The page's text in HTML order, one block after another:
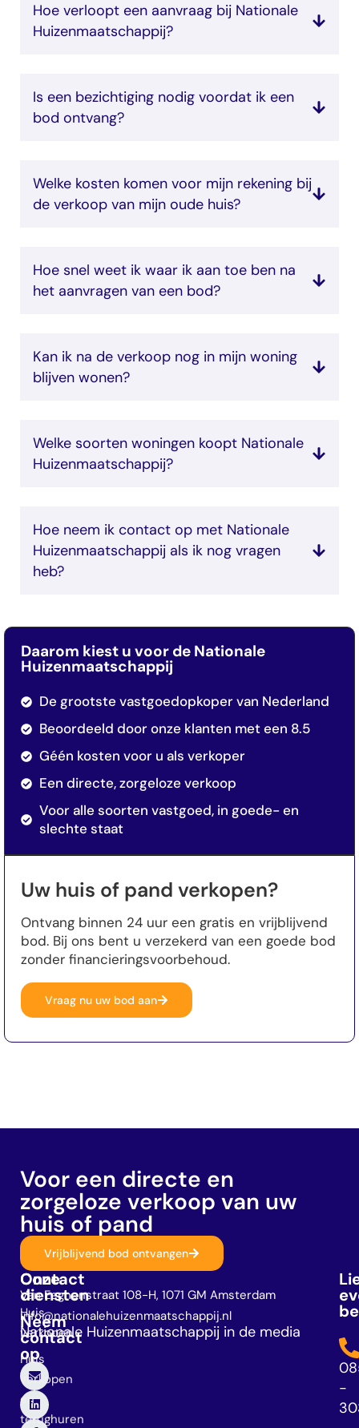
Hoe verloopt een aanvraag bij Nationale
Huizenmaatschappij?
Is een bezichtiging nodig voordat ik een
bod ontvang?
Welke kosten komen voor mijn rekening bij
de verkoop van mijn oude huis?
Hoe snel weet ik waar ik aan toe ben na
het aanvragen van een bod?
Kan ik na de verkoop nog in mijn woning
blijven wonen?
Welke soorten woningen koopt Nationale
Huizenmaatschappij?
Hoe neem ik contact op met Nationale
Huizenmaatschappij als ik nog vragen
heb?
Daarom kiest u voor de Nationale
Huizenmaatschappij
De grootste vastgoedopkoper van Nederland
Beoordeeld door onze klanten met een 8.5
Géén kosten voor u als verkoper
Een directe, zorgeloze verkoop
Voor alle soorten vastgoed, in goede- en
slechte staat
Uw huis of pand verkopen?
Ontvang binnen 24 uur een gratis en vrijblijvend
bod. Bij ons bent u verzekerd van een goede bod
zonder financieringsvoorbehoud.
Vraag nu uw bod aan
Voor een directe en
zorgeloze verkoop van uw
huis of pand
Vrijblijvend bod ontvangen
Neem
contact
op
Onze
diensten
Huis
verkopen
Huis
verkopen
en
terughuren
Contact
Van Eeghenstraat 108-H, 1071 GM Amsterdam
info@nationalehuizenmaatschappij.nl
Nationale Huizenmaatschappij in de media
-